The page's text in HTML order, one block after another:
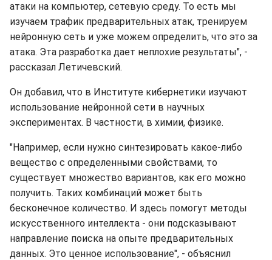
атаки на компьютер, сетевую среду. То есть мы
изучаем трафик предварительных атак, тренируем
нейронную сеть и уже можем определить, что это за
атака. Эта разработка дает неплохие результаты", -
рассказал Летичевский.
Он добавил, что в Институте кибернетики изучают
использование нейронной сети в научных
экспериментах. В частности, в химии, физике.
"Например, если нужно синтезировать какое-либо
вещество с определенными свойствами, то
существует множество вариантов, как его можно
получить. Таких комбинаций может быть
бесконечное количество. И здесь помогут методы
искусственного интеллекта - они подсказывают
направление поиска на опыте предварительных
данных. Это ценное использование", - объяснил